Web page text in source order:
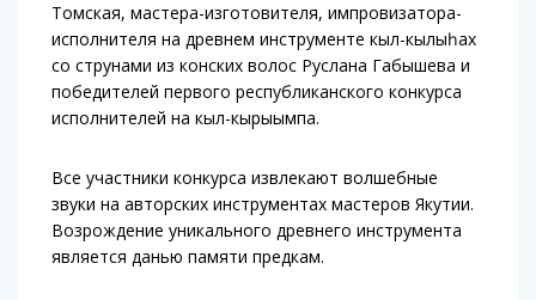
Томская, мастера-изготовителя, импровизатора-
исполнителя на древнем инструменте кыл-кылыһах
со струнами из конских волос Руслана Габышева и
победителей первого республиканского конкурса
исполнителей на кыл-кырыымпа.
Все участники конкурса извлекают волшебные
звуки на авторских инструментах мастеров Якутии.
Возрождение уникального древнего инструмента
является данью памяти предкам.